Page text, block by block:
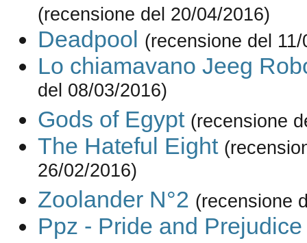
(recensione del 20/04/2016)
Deadpool (recensione del
Lo chiamavano Jeeg
del 08/03/2016)
Gods of Egypt (recensione
The Hateful Eight
26/02/2016)
Zoolander N°2 (recensione
Ppz - Pride and